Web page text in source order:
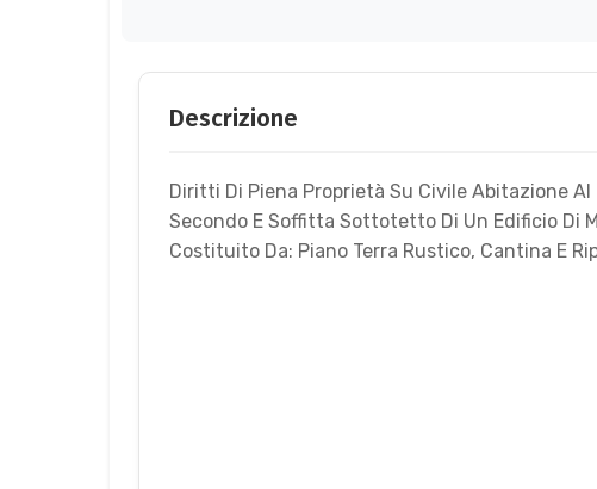
Descrizione
Diritti Di Piena Proprietà Su Civile Abitazione Al
Secondo E Soffitta Sottotetto Di Un Edificio Di
Costituito Da: Piano Terra Rustico, Cantina E